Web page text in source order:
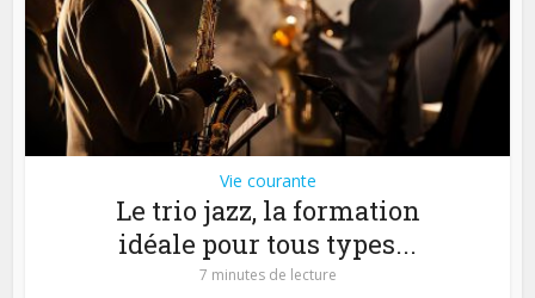
Vie courante
Le trio jazz, la formation
idéale pour tous types...
7 minutes de lecture